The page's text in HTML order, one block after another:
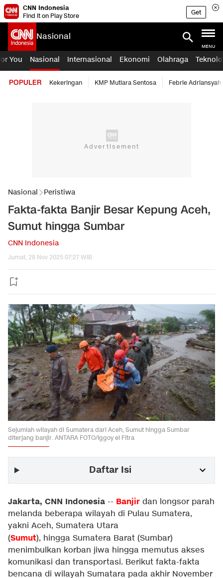
CNN Indonesia
Find it on Play Store
Get
Nasional
MENU
You Nasional Internasional Ekonomi Olahraga
POPULER Kekeringan KMP Mutiara Sentosa Febrie Adriansyah
Nasional Peristiwa
Fakta-fakta Banjir Besar Kepung Aceh,
Sumut hingga Sumbar
CNN Indonesia
Jumat, 28 Nov 2025 07:27 WIB
Sejumlah wilayah di Sumatera dari Aceh, Sumut hingga Sumbar
diterjang banjir. ANTARA FOTO/Iggoy el Fitra
Daftar Isi
Jakarta, CNN Indonesia -- Banjir dan longsor parah
melanda beberapa wilayah di Pulau Sumatera,
yakni Aceh, Sumatera Utara
(Sumut), hingga Sumatera Barat (Sumbar)
menimbulkan korban jiwa hingga memutus akses
komunikasi dan transportasi. Berikut fakta-fakta
bencana di wilayah Sumatara pada akhir November